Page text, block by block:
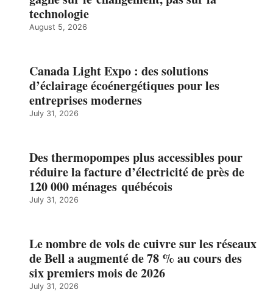
technologie
August 5, 2026
Canada Light Expo : des solutions
d’éclairage écoénergétiques pour les
entreprises modernes
July 31, 2026
Des thermopompes plus accessibles pour
réduire la facture d’électricité de près de
120 000 ménages québécois
July 31, 2026
Le nombre de vols de cuivre sur les réseaux
de Bell a augmenté de 78 % au cours des
six premiers mois de 2026
July 31, 2026